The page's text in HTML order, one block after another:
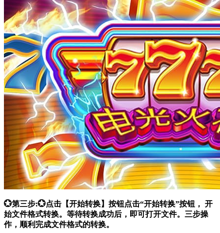
💮第三步:💮点击【开始转换】按钮点击“开始转换”按钮， 开
始文件格式转换。等待转换成功后，即可打开文件。三步操
作，顺利完成文件格式的转换。